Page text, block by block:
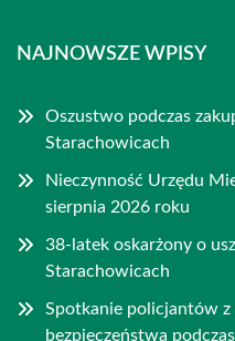
NAJNOWSZE WPISY
Oszustwo podczas
Starachowicach
Nieczynność Urzędu
sierpnia 2026 roku
38-latek oskarżony o
Starachowicach
Spotkanie policjantów
bezpieczeństwa